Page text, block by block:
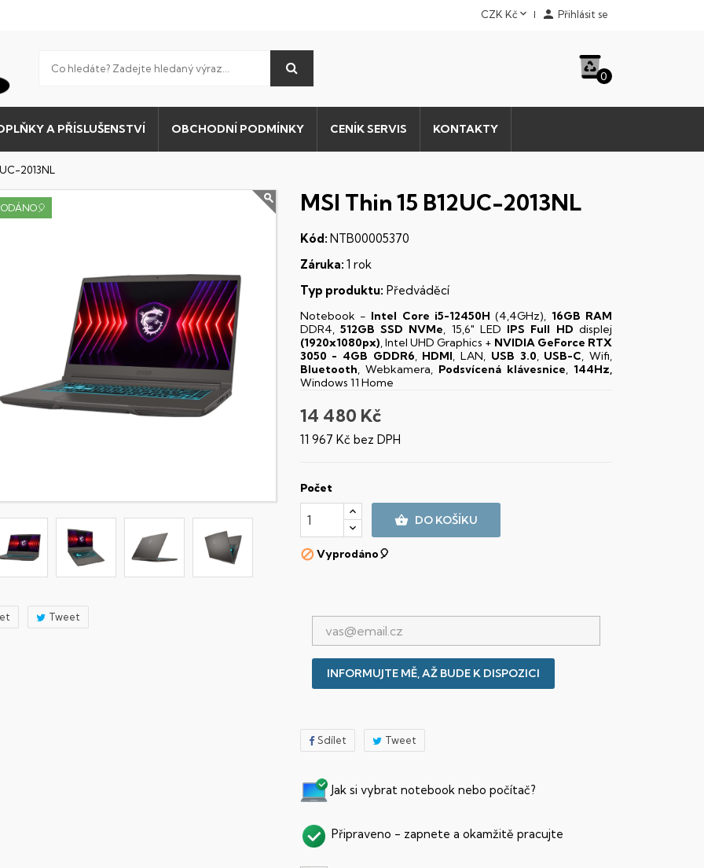
CZK Kč  Přihlásit se
0
A PŘÍSLUŠENSTVÍ OBCHODNÍ PODMÍNKY CENÍK SERVIS KONTAKTY
2013NL
Tweet
MSI Thin 15 B12UC-2013NL
Kód: NTB00005370
Záruka: 1 rok
Typ produktu: Předváděcí
Notebook - Intel Core i5-12450H(4,4GHz), 16GB RAM
DDR4, 512GB SSD NVMe, 15,6" LED IPS Full HD displej
(1920x1080px), Intel UHD Graphics + NVIDIA GeForce RTX
3050 - 4GB GDDR6, HDMI, LAN, USB 3.0, USB-C, Wifi,
Bluetooth, Webkamera, Podsvícená klávesnice, 144Hz,
Windows 11 Home
14 480 Kč
11 967 Kč bez DPH
Počet
 DO KOŠÍKU
Vyprodáno🎈
INFORMUJTE MĚ, AŽ BUDE K DISPOZICI
Sdílet Tweet
Jak si vybrat notebook nebo počítač?
Připraveno - zapnete a okamžitě pracujte